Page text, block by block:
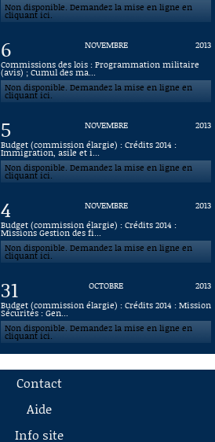
Non disponible. Demandez la mise en ligne en
cliquant ici.
6 NOVEMBRE
2013
Commissions des lois : Programmation militaire
(avis) ; Cumul des ma...
Non disponible. Demandez la mise en ligne en
cliquant ici.
5 NOVEMBRE
2013
Budget (commission élargie) : Crédits 2014 :
Immigration, asile et i...
Non disponible. Demandez la mise en ligne en
cliquant ici.
4 NOVEMBRE
2013
Budget (commission élargie) : Crédits 2014 :
Missions Gestion des fi...
Non disponible. Demandez la mise en ligne en
cliquant ici.
31 OCTOBRE
2013
Budget (commission élargie) : Crédits 2014 : Mission
Sécurités : Gen...
Non disponible. Demandez la mise en ligne en
cliquant ici.
Contact
Aide
Info site